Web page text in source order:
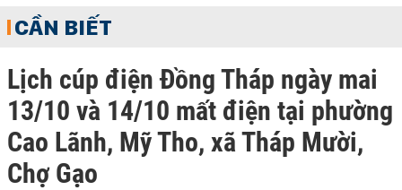
CẦN BIẾT
Lịch cúp điện Đồng Tháp ngày mai
13/10 và 14/10 mất điện tại phường
Cao Lãnh, Mỹ Tho, xã Tháp Mười,
Chợ Gạo